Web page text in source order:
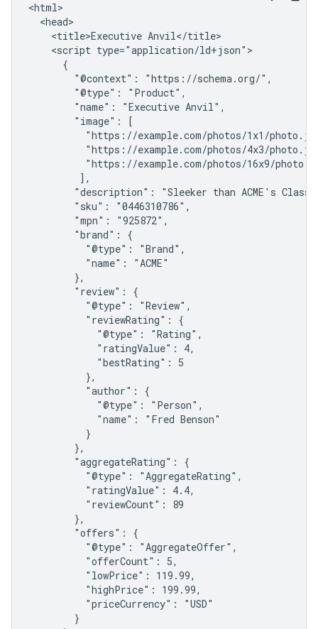
<html>
  <head>
    <title>Executive Anvil</title>
    <script type="application/ld+json">
      {
        "@context": "https://schema.org/",
        "@type": "Product",
        "name": "Executive Anvil",
        "image": [
"https://example.com/photos/1x1/
"https://example.com/photos/4x3/
"https://example.com/photos/16x9/
         ],
"description": "Sleeker than ACME's
        "sku": "0446310786",
        "mpn": "925872",
        "brand": {
          "@type": "Brand",
          "name": "ACME"
        },
        "review": {
          "@type": "Review",
          "reviewRating": {
            "@type": "Rating",
            "ratingValue": 4,
            "bestRating": 5
          },
          "author": {
            "@type": "Person",
            "name": "Fred Benson"
          }
        },
        "aggregateRating": {
          "@type": "AggregateRating",
          "ratingValue": 4.4,
          "reviewCount": 89
        },
        "offers": {
          "@type": "AggregateOffer",
          "offerCount": 5,
          "lowPrice": 119.99,
          "highPrice": 199.99,
          "priceCurrency": "USD"
        }